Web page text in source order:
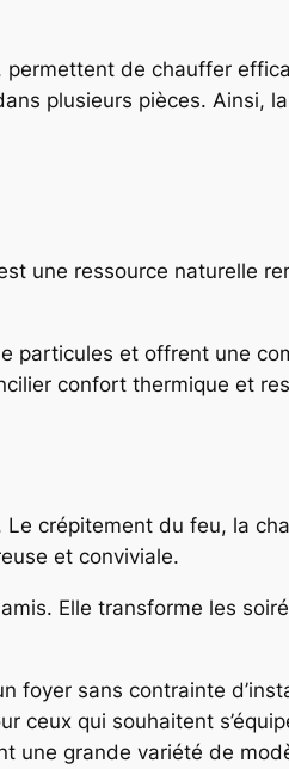
de chauffer
plusieurs pièces. Ainsi,
une ressource naturelle
et offrent une
confort thermique et
crépitement du feu, la
et conviviale.
Elle transforme les
foyer sans contrainte
ceux qui souhaitent
une grande variété de